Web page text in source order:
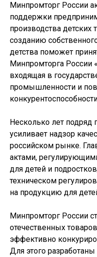
Минпромторг России
поддержки
производства детских
созданию
детства поможет
Минпромторга России
входящая в
промышленности и
Несколько лет подряд
усиливает надзор
российском рынке.
актами,
для детей и
техническом
на продукцию для
Минпромторг России
отечественных
эффективно
Для этого